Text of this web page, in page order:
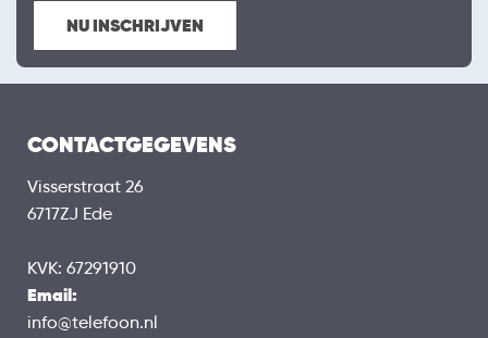
NU INSCHRIJVEN
CONTACTGEGEVENS
Visserstraat 26
6717ZJ Ede
KVK: 67291910
Email:
info@telefoon.nl